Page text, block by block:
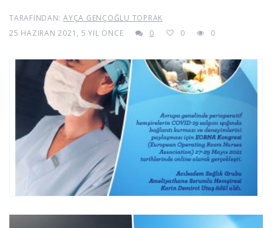
TARAFINDAN: AYÇA GENÇOĞLU TOPRAK
25 HAZIRAN 2021, 5 YIL ÖNCE
0 0 0